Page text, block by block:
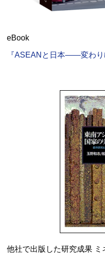
eBook
『ASEANと日本――変わ
他社で出版した研究成果 ミ